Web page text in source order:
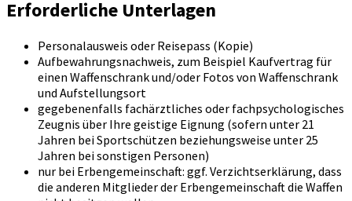
Erforderliche Unterlagen
Personalausweis oder Reisepass (Kopie)
Aufbewahrungsnachweis, zum Beispiel Kaufvertrag für
einen Waffenschrank und/oder Fotos von Waffenschrank
und Aufstellungsort
gegebenenfalls fachärztliches oder fachpsychologisches
Zeugnis über Ihre geistige Eignung (sofern unter 21
Jahren bei Sportschützen beziehungsweise unter 25
Jahren bei sonstigen Personen)
nur bei Erbengemeinschaft: ggf. Verzichtserklärung, dass
die anderen Mitglieder der Erbengemeinschaft die Waffen